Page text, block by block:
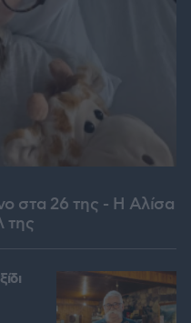
στα 26 της - Η Αλίσα
της